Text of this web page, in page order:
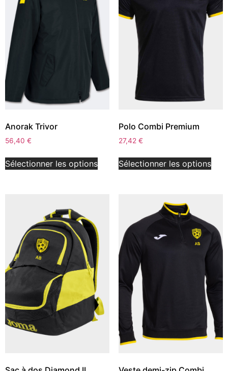
Anorak Trivor
56,40 €
Sélectionner les options
Polo Combi Premium
27,42 €
Sélectionner les options